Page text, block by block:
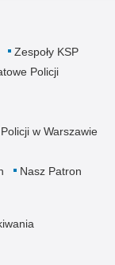
Zespoły KSP
Policji
w Warszawie
Nasz Patron